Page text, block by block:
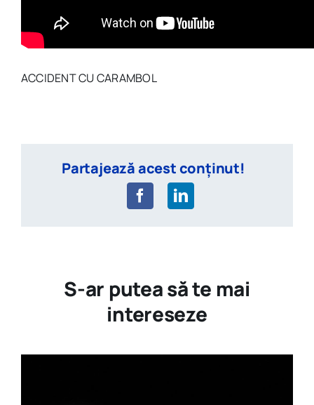
ACCIDENT CU CARAMBOL
Partajează acest conținut!
S-ar putea să te mai
intereseze